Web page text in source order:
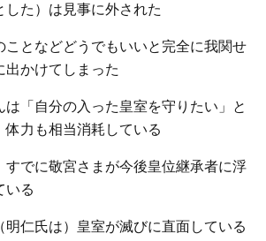
した）は見事に外された
ことなどどうでもいいと完全に我関せ
出かけてしまった
は「自分の入った皇室を守りたい」と
体力も相当消耗している
すでに敬宮さまが今後皇位継承者に浮
いる
明仁氏は）皇室が滅びに直面している